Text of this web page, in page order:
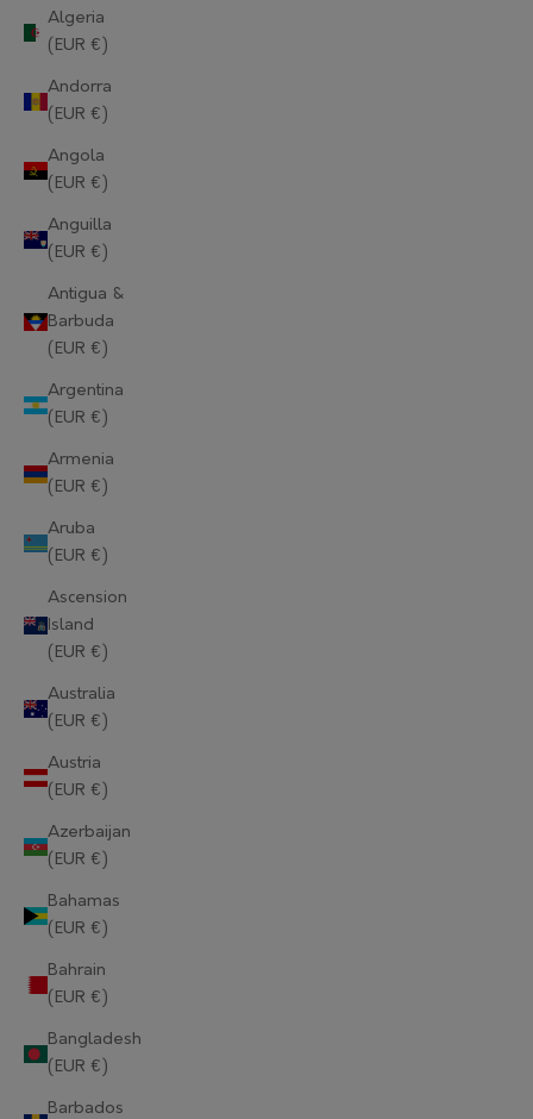
Algeria
(EUR €)
Andorra
(EUR €)
Angola
(EUR €)
Anguilla
(EUR €)
Antigua &
Barbuda
(EUR €)
Argentina
(EUR €)
Armenia
(EUR €)
Aruba
(EUR €)
Ascension
Island
(EUR €)
Australia
(EUR €)
Austria
(EUR €)
Azerbaijan
(EUR €)
Bahamas
(EUR €)
Bahrain
(EUR €)
Bangladesh
(EUR €)
Barbados